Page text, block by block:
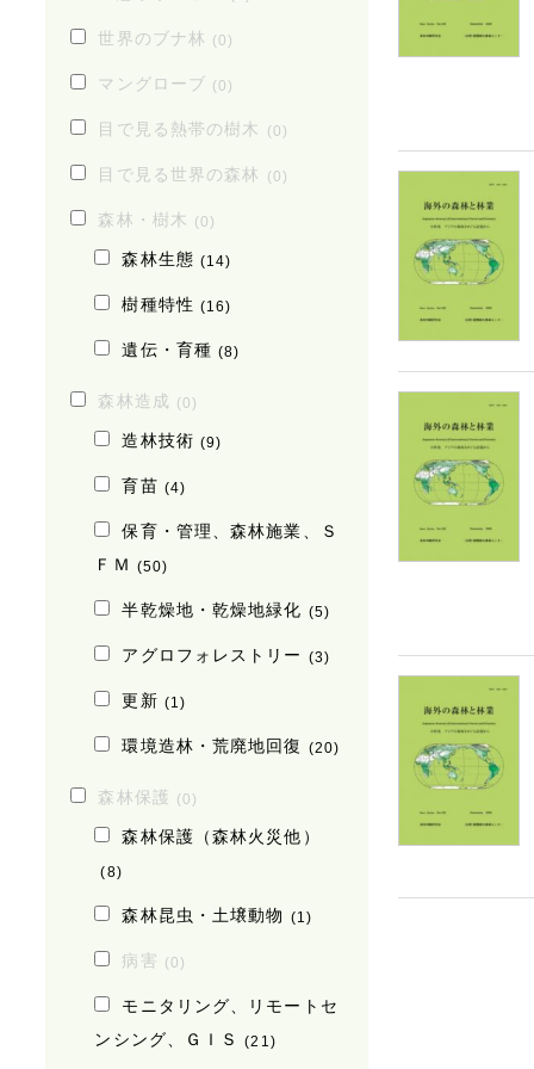
世界のブナ林 (0)
マングローブ (0)
目で見る熱帯の樹木 (0)
目で見る世界の森林 (0)
森林・樹木 (0)
森林生態 (14)
樹種特性 (16)
遺伝・育種 (8)
森林造成 (0)
造林技術 (9)
育苗 (4)
保育・管理、森林施業、Ｓ
ＦＭ (50)
半乾燥地・乾燥地緑化 (5)
アグロフォレストリー (3)
更新 (1)
環境造林・荒廃地回復 (20)
森林保護 (0)
森林保護（森林火災他）
(8)
森林昆虫・土壌動物 (1)
病害 (0)
モニタリング、リモートセ
ンシング、ＧＩＳ
(21)